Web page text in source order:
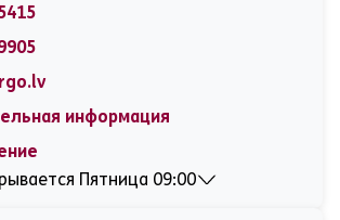
Закрыто
Закрыто
информация
Пятница 09:00